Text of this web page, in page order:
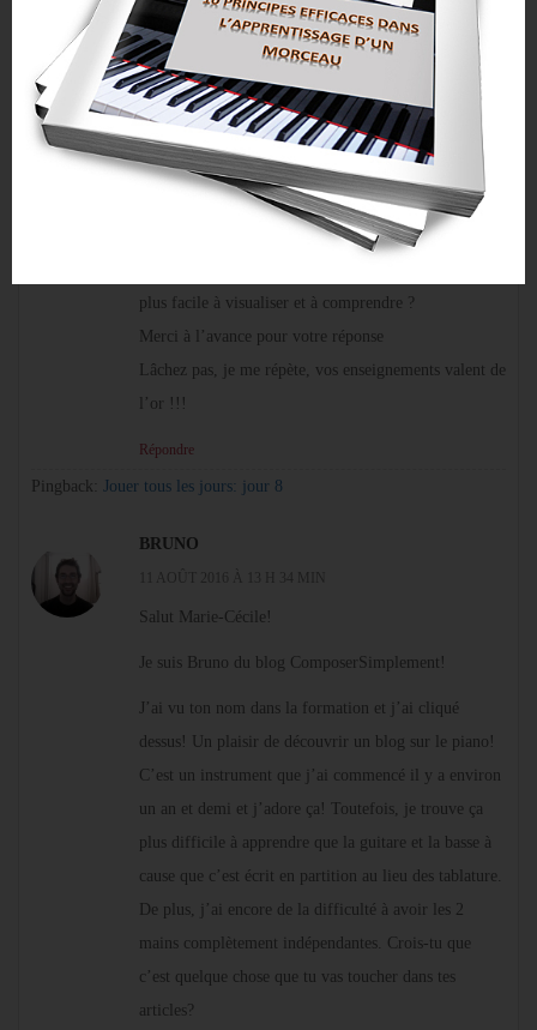
ANDRÉ GIROUX
9 AOÛT 2020 À 23 H 53 MIN
Mme Baritou,
Toujours extra ce que vous nous enseignez.
Ai-je droit à une question nulle ? Ne pourrait-on pas
réchauffer les 2 mains en même temps ? Peut-être que
plus facile à visualiser et à comprendre ?
Merci à l’avance pour votre réponse
Lâchez pas, je me répète, vos enseignements valent de
l’or !!!
Répondre
Pingback: Jouer tous les jours: jour 8
BRUNO
11 AOÛT 2016 À 13 H 34 MIN
Salut Marie-Cécile!
Je suis Bruno du blog ComposerSimplement!
J’ai vu ton nom dans la formation et j’ai cliqué
dessus! Un plaisir de découvrir un blog sur le piano!
C’est un instrument que j’ai commencé il y a environ
un an et demi et j’adore ça! Toutefois, je trouve ça
plus difficile à apprendre que la guitare et la basse à
cause que c’est écrit en partition au lieu des tablature.
De plus, j’ai encore de la difficulté à avoir les 2
mains complètement indépendantes. Crois-tu que
c’est quelque chose que tu vas toucher dans tes
articles?